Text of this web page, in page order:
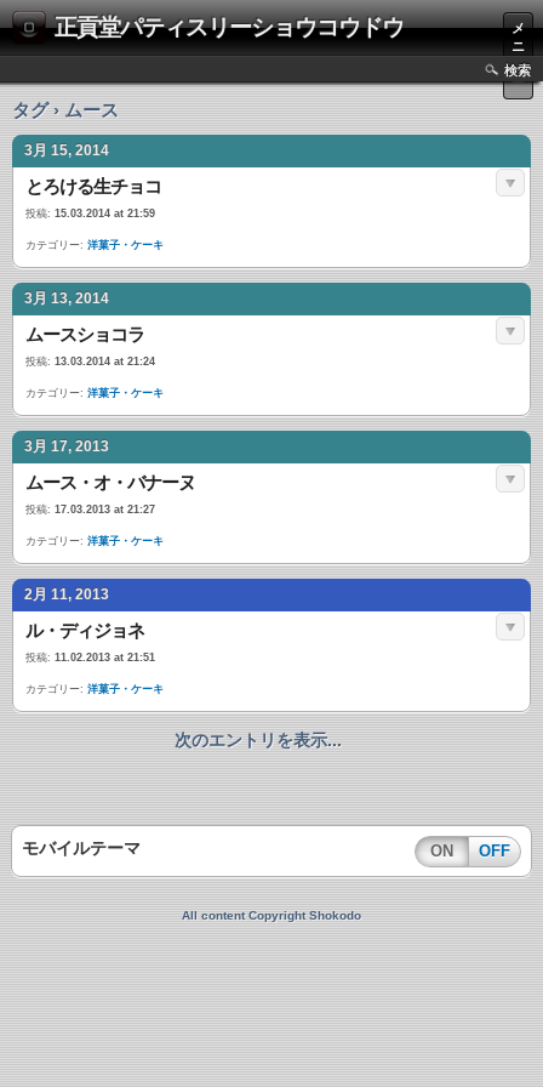
正貢堂パティスリーショウコウドウ
メ
ニ
ュ
ー
検索
タグ › ムース
3月 15, 2014
とろける生チョコ
投稿: 15.03.2014 at 21:59
カテゴリー: 洋菓子・ケーキ
3月 13, 2014
ムースショコラ
投稿: 13.03.2014 at 21:24
カテゴリー: 洋菓子・ケーキ
3月 17, 2013
ムース・オ・バナーヌ
投稿: 17.03.2013 at 21:27
カテゴリー: 洋菓子・ケーキ
2月 11, 2013
ル・ディジョネ
投稿: 11.02.2013 at 21:51
カテゴリー: 洋菓子・ケーキ
次のエントリを表示...
モバイルテーマ ON OFF
All content Copyright Shokodo